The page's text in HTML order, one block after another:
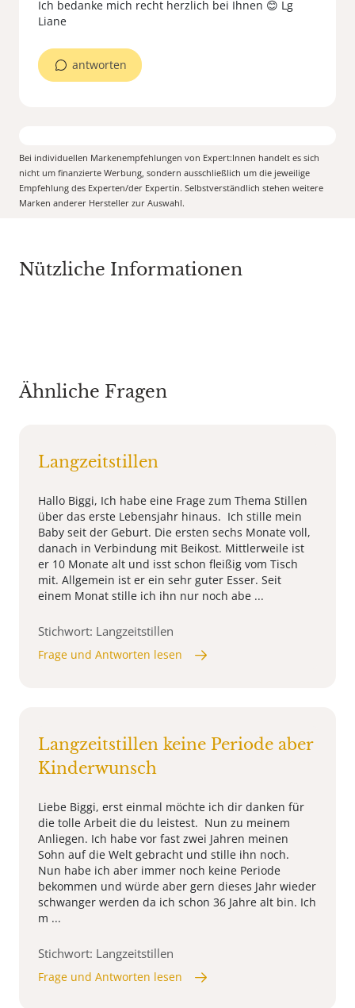
Ich bedanke mich recht herzlich bei Ihnen 😊 Lg
antworten
Bei individuellen Markenempfehlungen von Expert:Innen handelt es sich
nicht um finanzierte Werbung, sondern ausschließlich um die jeweilige
Empfehlung des Experten/der Expertin. Selbstverständlich stehen weitere
Marken anderer Hersteller zur Auswahl.
Nützliche Informationen
Ähnliche Fragen
Langzeitstillen
Hallo Biggi, Ich habe eine Frage zum Thema Stillen
über das erste Lebensjahr hinaus. Ich stille mein
Baby seit der Geburt. Die ersten sechs Monate voll,
danach in Verbindung mit Beikost. Mittlerweile ist
er 10 Monate alt und isst schon fleißig vom Tisch
mit. Allgemein ist er ein sehr guter Esser. Seit
einem Monat stille ich ihn nur noch abe ...
Stichwort: Langzeitstillen
Frage und Antworten lesen
Langzeitstillen keine Periode aber
Kinderwunsch
Liebe Biggi, erst einmal möchte ich dir danken für
die tolle Arbeit die du leistest. Nun zu meinem
Anliegen. Ich habe vor fast zwei Jahren meinen
Sohn auf die Welt gebracht und stille ihn noch.
Nun habe ich aber immer noch keine Periode
bekommen und würde aber gern dieses Jahr wieder
schwanger werden da ich schon 36 Jahre alt bin. Ich
m ...
Stichwort: Langzeitstillen
Frage und Antworten lesen